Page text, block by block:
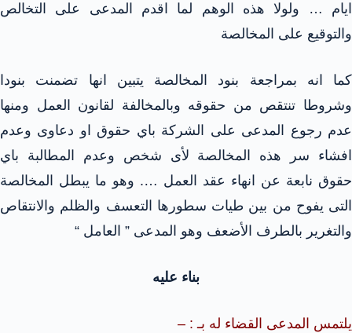
ايام … ولولا هذه الوهم لما اقدم المدعى على التخالص
والتوقيع على المخالصة
كما انه بمراجعة بنود المخالصة يتبين انها تضمنت بنودا
وشروطا تنتقص من حقوقه وبالمخالفة لقانون العمل ومنها
عدم رجوع المدعى على الشركة باي حقوق او دعاوى وعدم
افشاء سر هذه المخالصة لأى شخص وعدم المطالبة باي
حقوق نابعة عن انهاء عقد العمل …. وهو ما يبطل المخالصة
التى يفوح من بين طيات سطورها التعسف والظلم والانتقاص
والتغرير بالطرف الأضعف وهو المدعى ” العامل “
بناء عليه
يلتمس المدعى القضاء له بـ : –